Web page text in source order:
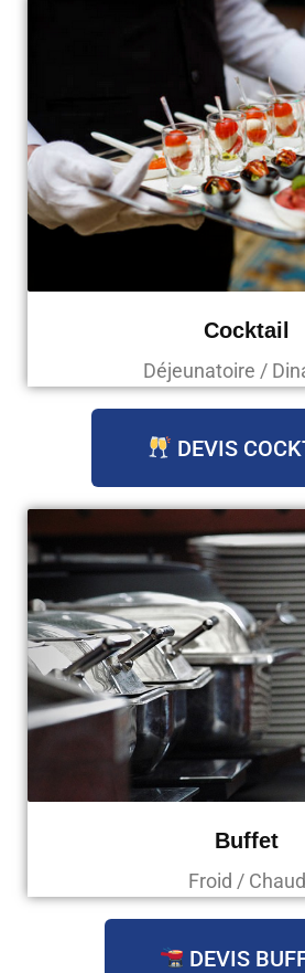
Cocktail
Déjeunatoire /
DEVIS
Buffet
Froid / Chaud
DEVIS